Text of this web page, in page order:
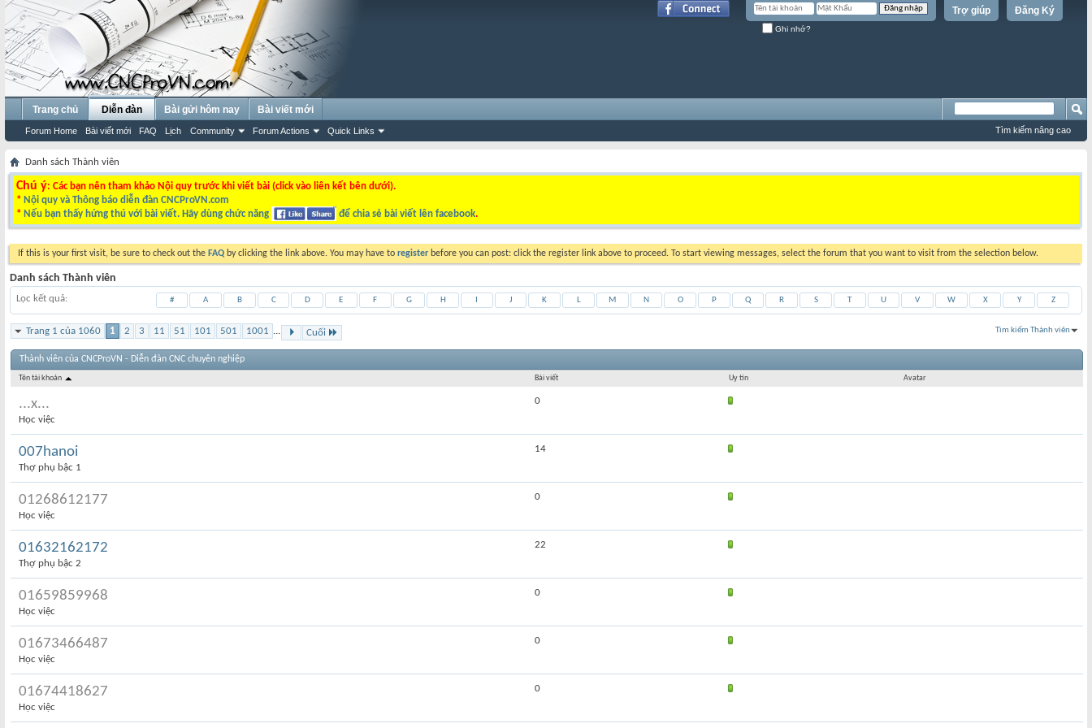
Đăng Ký
Trợ giúp
Ghi nhớ?
Trang chủ Diễn đàn
Forum Home Bài viết mới FAQ Lịch Community Forum Actions Quick Links
Bài gửi hôm nay Bài viết mới
Tìm kiếm nâng cao
Danh sách Thành viên
Chú ý: Các bạn nên tham khảo Nội quy trước khi viết bài (click vào liên kết bên dưới).
* Nội quy và Thông báo diễn đàn CNCProVN.com
* Nếu bạn thấy hứng thú với bài viết. Hãy dùng chức năng để chia sẻ bài viết lên facebook.
If this is your first visit, be sure to check out the FAQ by clicking the link above. You may have to register before you can post: click the register link above to proceed. To start viewing messages, select the forum that you want to visit from the selection below.
Danh sách Thành viên
Lọc kết quả # A B C D E F G H J K L M N O P Q R S T U V W X Y Z
Trang 1 của 1060 1 2 3 11 51 101 501 1001 ... Cuối Tìm kiếm Thành viên
Thành viên của CNCProVN - Diễn đàn CNC chuyên nghiệp
Tên tài khoản Bài viết Uy tín Avatar
...x...
Học việc
0
007hanoi
Thợ phụ bậc 1
14
01268612177
Học việc
0
01632162172
Thợ phụ bậc 2
22
01659859968
Học việc
0
01673466487
Học việc
0
01674418627
Học việc
0